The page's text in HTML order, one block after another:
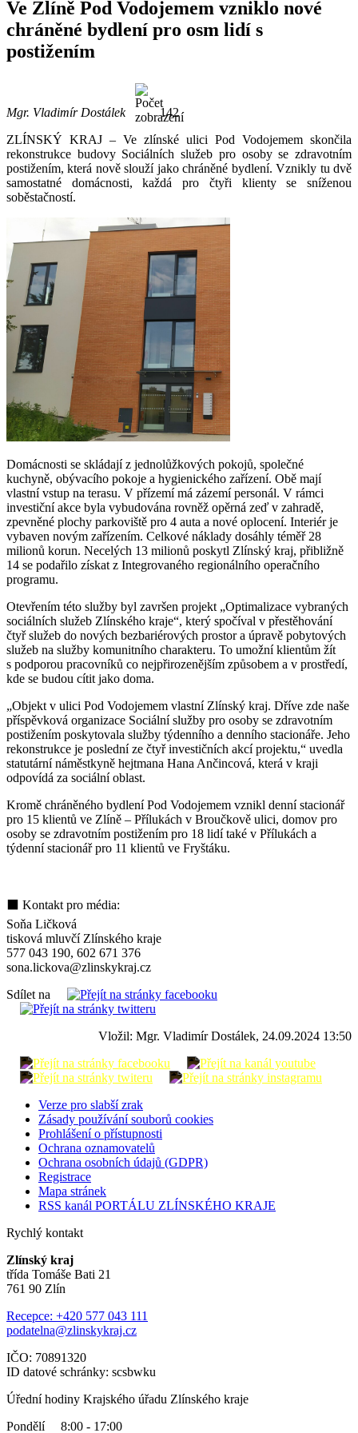
Ve Zlíně Pod Vodojemem vzniklo nové
chráněné bydlení pro osm lidí s
postižením
Mgr. Vladimír Dostálek
142
ZLÍNSKÝ KRAJ – Ve zlínské ulici Pod Vodojemem skončila
rekonstrukce budovy Sociálních služeb pro osoby se zdravotním
postižením, která nově slouží jako chráněné bydlení. Vznikly tu dvě
samostatné domácnosti, každá pro čtyři klienty se sníženou
soběstačností.
Domácnosti se skládají z jednolůžkových pokojů, společné
kuchyně, obývacího pokoje a hygienického zařízení. Obě mají
vlastní vstup na terasu. V přízemí má zázemí personál. V rámci
investiční akce byla vybudována rovněž opěrná zeď v zahradě,
zpevněné plochy parkoviště pro 4 auta a nové oplocení. Interiér je
vybaven novým zařízením. Celkové náklady dosáhly téměř 28
milionů korun. Necelých 13 milionů poskytl Zlínský kraj, přibližně
14 se podařilo získat z Integrovaného regionálního operačního
programu.
Otevřením této služby byl završen projekt „Optimalizace vybraných
sociálních služeb Zlínského kraje“, který spočíval v přestěhování
čtyř služeb do nových bezbariérových prostor a úpravě pobytových
služeb na služby komunitního charakteru. To umožní klientům žít
s podporou pracovníků co nejpřirozenějším způsobem a v prostředí,
kde se budou cítit jako doma.
„Objekt v ulici Pod Vodojemem vlastní Zlínský kraj. Dříve zde naše
příspěvková organizace Sociální služby pro osoby se zdravotním
postižením poskytovala služby týdenního a denního stacionáře. Jeho
rekonstrukce je poslední ze čtyř investičních akcí projektu,“ uvedla
statutární náměstkyně hejtmana Hana Ančincová, která v kraji
odpovídá za sociální oblast.
Kromě chráněného bydlení Pod Vodojemem vznikl denní stacionář
pro 15 klientů ve Zlíně – Přílukách v Broučkově ulici, domov pro
osoby se zdravotním postižením pro 18 lidí také v Přílukách a
týdenní stacionář pro 11 klientů ve Fryštáku.
⬛ Kontakt pro média:
Soňa Ličková
tisková mluvčí Zlínského kraje
577 043 190, 602 671 376
sona.lickova@zlinskykraj.cz
Sdílet na
Vložil: Mgr. Vladimír Dostálek, 24.09.2024 13:50
Verze pro slabší zrak
Zásady používání souborů cookies
Prohlášení o přístupnosti
Ochrana oznamovatelů
Ochrana osobních údajů (GDPR)
Registrace
Mapa stránek
RSS kanál PORTÁLU ZLÍNSKÉHO KRAJE
Rychlý kontakt
Zlínský kraj
třída Tomáše Bati 21
761 90 Zlín
Recepce: +420 577 043 111
podatelna@zlinskykraj.cz
IČO: 70891320
ID datové schránky: scsbwku
Úřední hodiny Krajského úřadu Zlínského kraje
Pondělí 8:00 - 17:00